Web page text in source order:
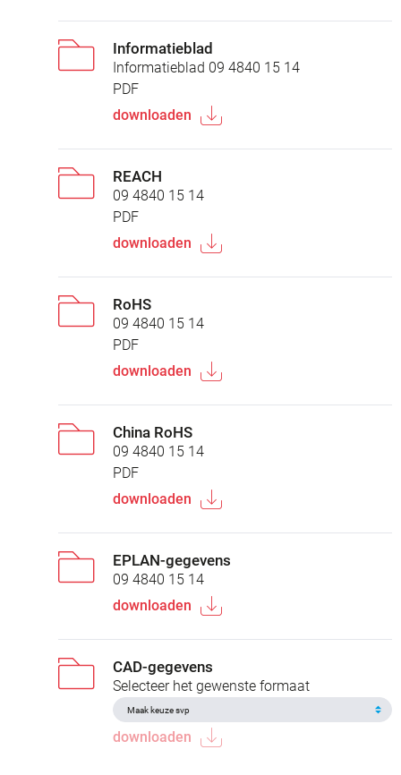
Informatieblad
Informatieblad 09 4840 15 14
PDF
downloaden
REACH
09 4840 15 14
PDF
downloaden
RoHS
09 4840 15 14
PDF
downloaden
China RoHS
09 4840 15 14
PDF
downloaden
EPLAN-gegevens
09 4840 15 14
downloaden
CAD-gegevens
Selecteer het gewenste formaat
downloaden